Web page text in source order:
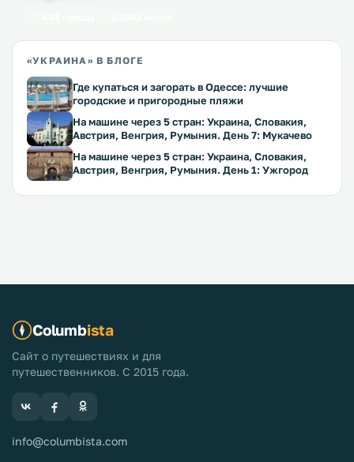
«УКРАИНА» В БЛОГЕ
Где купаться и загорать в Одессе: лучшие
городские и пригородные пляжи
На машине через 5 стран: Украина, Словакия,
Австрия, Венгрия, Румыния. День 7: Мукачево
На машине через 5 стран: Украина, Словакия,
Австрия, Венгрия, Румыния. День 1: Ужгород
Columbista
Сайт о путешествиях и для
путешественников. С 2015 года.
info@columbista.com